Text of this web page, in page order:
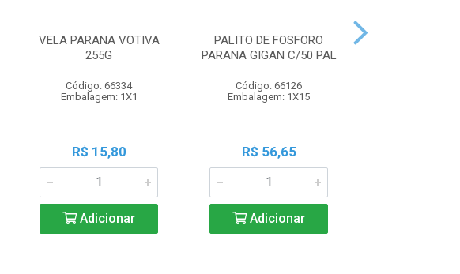
VELA PARANA VOTIVA
255G
Código: 66334
Embalagem: 1X1
R$ 15,80
Adicionar
PALITO DE FOSFORO
PARANA GIGAN C/50 PAL
Código: 66126
Embalagem: 1X15
R$ 56,65
Adicionar